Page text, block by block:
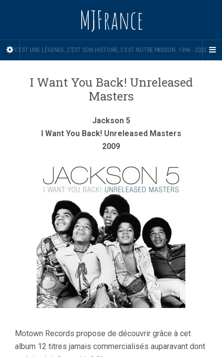
MJFrance
C'EST UNE LÉGENDE, C'EST SON HISTOIRE, C'EST NOTRE PASSION. 1996 - 2025.
I Want You Back! Unreleased
Masters
Jackson 5
I Want You Back! Unreleased Masters
2009
Motown Records propose de découvrir grâce à cet
album 12 titres jamais commercialisés auparavant dont